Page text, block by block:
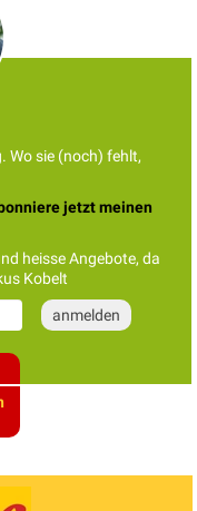
Wo sie (noch) fehlt,
jetzt meinen
heisse Angebote, da
Kobelt